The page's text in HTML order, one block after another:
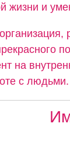
жизни и
на
с